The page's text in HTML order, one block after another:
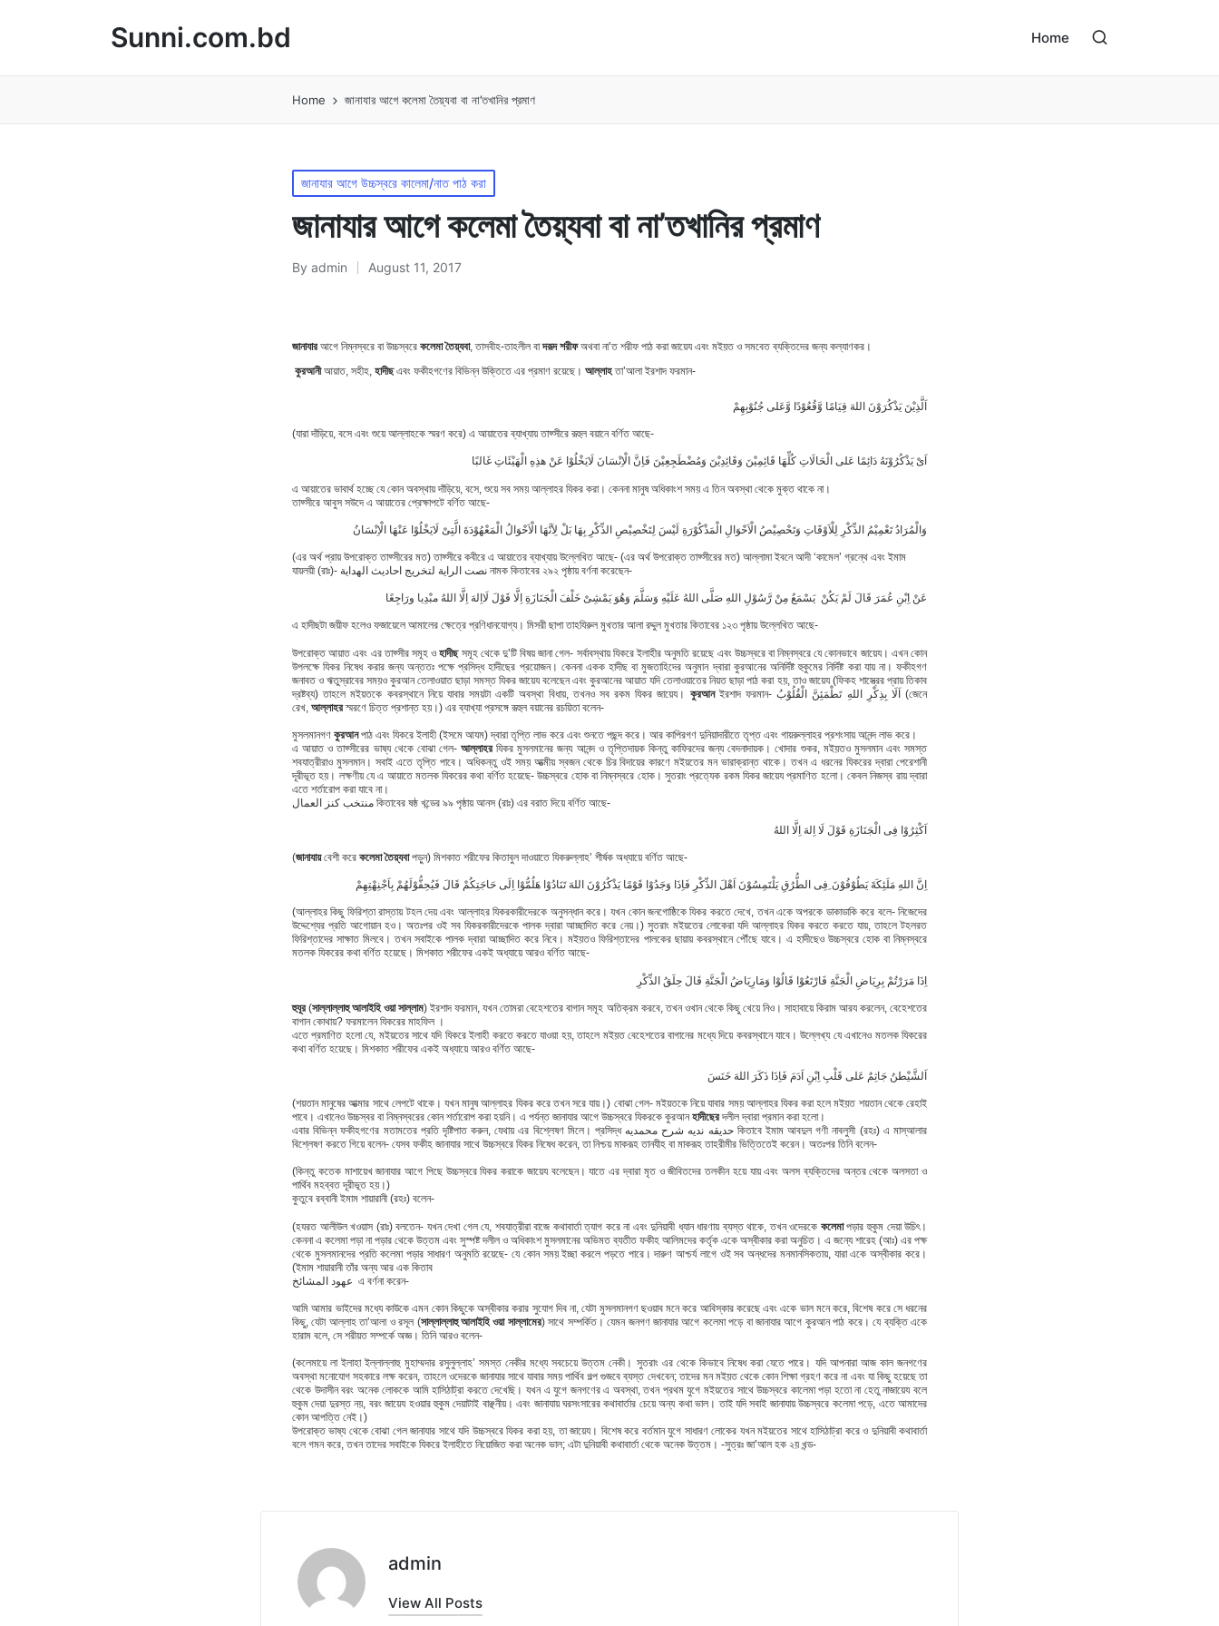
Sunni.com.bd Home
Home জানাযার আগে কলেমা তৈয়্যবা বা না’তখানির প্রমাণ
Posted
in
জানাযার আগে উচ্চস্বরে কালেমা/নাত পাঠ করা
জানাযার আগে কলেমা তৈয়্যবা বা না’তখানির প্রমাণ
Posted
By admin August 11, 2017
জানাযার আগে নিম্নস্বরে বা উচ্চস্বরে কলেমা তৈয়্যবা, তাসবীহ-তাহলীল বা দরূদ শরীফ অথবা না’ত শরীফ পাঠ করা জায়েয এবং মইয়ত ও সমবেত ব্যক্তিদের জন্য কল্যাণকর।
কুরআনী আয়াত, সহীহ, হাদীছ এবং ফকীহগণের বিভিন্ন উক্তিতে এর প্রমাণ রয়েছে। আল্লাহ তা’আলা ইরশাদ ফরমান-
اَلَّذِيْنَ يَذْكُرَوْنَ اللهَ قِيَامًا وَّقُعُوْدًا وَّعَلى جُنُوْبِهِمْ
(যারা দাঁড়িয়ে, বসে এবং শুয়ে আল্লাহকে স্মরণ করে) এ আয়াতের ব্যাখ্যায় তাফ্সীরে রূহুল বয়ানে বর্ণিত আছে-
اَىْ يَذْكُرُوْنَهُ دَائِمًا عَلى الْحَالَاتِ كُلِّهَا قَائِمِيْنَ وَقَائِدِيْنَ وَمُضْطَجِعِيْنَ فَاِنَّ الْاِنْسَانَ لَايَخْلُوْا عَنْ هذِهِ الْهَيْئَاتِ غَالبًا
এ আয়াতের ভাবার্থ হচ্ছে যে কোন অবস্থায় দাঁড়িয়ে, বসে, শুয়ে সব সময় আল্লাহর যিকর করা। কেননা মানুষ অধিকাংশ সময় এ তিন অবস্থা থেকে মুক্ত থাকে না।
তাফ্সীরে আবুস সউদে এ আয়াতের প্রেক্ষাপটে বর্ণিত আছে-
وَالْمُرَادُ تَعْمِيْمُ الذِّكْرِ لِلْاَوْقَاتِ وَتَحْصِيْصُ الْاَحْوَالِ الْمَذْكُوْرَةِ لَيْسَ لِتَخْصِيْصِ الذِّكْرِ بِهَا بَلْ لِاَنَّهَا الْاَحْوَالُ الْمَعْهُوْدَةَ الَّتِىْ لَايَخْلُوْا عَنْهَا الْاِنْسَانُ
(এর অর্থ প্রায় উপরোক্ত তাফ্সীরের মত) তাফ্সীরে কবীরে এ আয়াতের ব্যাখ্যায় উল্লেখিত আছে- (এর অর্থ উপরোক্ত তাফ্সীরের মত) আল্লামা ইবনে আদী ‘কামেল’ গ্রন্থে এবং ইমাম
যায়লয়ী (রাঃ)- نصت الراية لتخريج احاديث الهداية নামক কিতাবের ২৯২ পৃষ্ঠায় বর্ণনা করেছেন-
عَنْ اِبْنِ عُمَرَ قَالَ لَمْ يَكُنْ يَسْمَعُ مِنْ رَّسُوْلِ اللهِ صَلَّى اللهُ عَلَيْهِ وَسَلَّمَ وَهُوَ يَمْشِىْ خَلْفَ الْجَنَازَةِ اِلَّا قَوْلَ لَااِلهَ اِلَّا اللهُ مبْدِيا ورَاجِعًا
এ হাদীছটা জয়ীফ হলেও ফজায়েলে আমালের ক্ষেত্রে প্রণিধানযোগ্য। মিসরী ছাপা তাহযিরুল মুখতার আলা রদ্দুল মুখতার কিতাবের ১২৩ পৃষ্ঠায় উল্লেখিত আছে-
উপরোক্ত আয়াত এবং এর তাফ্সীর সমূহ ও হাদীছ সমূহ থেকে দু’টি বিষয় জানা গেল- সর্বাবস্থায় যিকরে ইলাহীর অনুমতি রয়েছে এবং উচ্চস্বরে বা নিম্নস্বরে যে কোনভাবে জায়েয। এখন কোন
উপলক্ষে যিকর নিষেধ করার জন্য অন্ততঃ পক্ষে প্রসিদ্ধ হাদীছের প্রয়োজন। কেননা একক হাদীছ বা মুজতাহিদের অনুমান দ্বারা কুরআনের অনির্দিষ্ট হুকুমের নির্দিষ্ট করা যায় না। ফকীহগণ
জনাবত ও ঋতুস্রাবের সময়ও কুরআন তেলাওয়াত ছাড়া সমস্ত যিকর জায়েয বলেছেন এবং কুরআনের আয়াত যদি তেলাওয়াতের নিয়ত ছাড়া পাঠ করা হয়, তাও জায়েয (ফিকহ শাস্ত্রের প্রায় তিকাব
দ্রষ্টব্য) তাহলে মইয়তকে কবরস্থানে নিয়ে যাবার সময়টা একটি অবস্থা বিধায়, তখনও সব রকম যিকর জায়েয। কুরআন ইরশাদ ফরমান- اَلَا بِذِكْرِ اللهِ تَطْمَئِنَّ الْقُلُوْبُ (জেনে
রেখ, আল্লাহর স্মরণে চিত্ত প্রশান্ত হয়।) এর ব্যাখ্যা প্রসঙ্গে রূহুল বয়ানের রচয়িতা বলেন-
মুসলমানগণ কুরআন পাঠ এবং যিকরে ইলাহী (ইসমে আযম) দ্বারা তৃপ্তি লাভ করে এবং শুনতে পছন্দ করে। আর কাপিরগণ দুনিয়াদারীতে তৃপ্ত এবং গায়রুল্লাহর প্রশংসায় আনন্দ লাভ করে।
এ আয়াত ও তাফ্সীরের ভাষ্য থেকে বোঝা গেল- আল্লাহর যিকর মুসলমানের জন্য আনন্দ ও তৃপ্তিদায়ক কিন্তু কাফিরদের জন্য বেদনাদায়ক। খোদার শুকর, মইয়তও মুসলমান এবং সমস্ত
শবযাত্রীরাও মুসলমান। সবাই এতে তৃপ্তি পাবে। অধিকন্তু ওই সময় আত্মীয় স্বজন থেকে চির বিদায়ের কারণে মইয়তের মন ভারাক্রান্ত থাকে। তখন এ ধরনের যিকরের দ্বারা পেরেশানী
দূরীভূত হয়। লক্ষণীয় যে এ আয়াতে মতলক যিকরের কথা বর্ণিত হয়েছে- উচ্চস্বরে হোক বা নিম্নস্বরে হোক। সুতরাং প্রত্যেক রকম যিকর জায়েয প্রমাণিত হলো। কেবল নিজস্ব রায় দ্বারা
এতে শর্তারোপ করা যাবে না।
منتخب كنز العمال কিতাবের ষষ্ঠ খন্ডের ৯৯ পৃষ্ঠায় আনস (রাঃ) এর বরাত দিয়ে বর্ণিত আছে-
اَكْثِرُوْا فِى الْجَنَازَةِ قَوْلَ لَا اِلهَ اِلَّا اللهُ
(জানাযায় বেশী করে কলেমা তৈয়্যবা পড়ুন) মিশকাত শরীফের কিতাবুল দাওয়াতে যিকরুল্লাহ’ শীর্ষক অধ্যায়ে বর্ণিত আছে-
اِنَّ اللهِ مَلَئِكَةَ يَطُوْفُوْنَ ِفِى الطُّرُقِ يَلْتَمِسُوْنَ اَهْلَ الذِّكْرِ فَاِذَا وَجَدُوْا قَوْمًا يَذْكُرُوْنَ اللهَ تَنَادُوْا هَلُمُّوْا اِلَى حَاجَتِكُمْ قَالَ فَيُحِفُّوْلَهُمْ بِاَجْنِهْتِهِمْ
(আল্লাহর কিছু ফিরিশ্তা রাস্তায় টহল দেয় এবং আল্লাহর যিকরকারীদেরকে অনুসন্ধান করে। যখন কোন জনগোষ্ঠিকে যিকর করতে দেখে, তখন একে অপরকে ডাকাডাকি করে বলে- নিজেদের
উদ্দেশ্যের প্রতি আগোয়ান হও। অতঃপর ওই সব যিকরকারীদেরকে পালক দ্বারা আচ্ছাদিত করে নেয়।) সুতরাং মইয়তের লোকেরা যদি আল্লাহর যিকর করতে করতে যায়, তাহলে টহলরত
ফিরিশ্তাদের সাক্ষাত মিলবে। তখন সবাইকে পালক দ্বারা আচ্ছাদিত করে নিবে। মইয়তও ফিরিশ্তাদের পালকের ছায়ায় কবরস্থানে পৌঁছে যাবে। এ হাদীছেও উচ্চস্বরে হোক বা নিম্নস্বরে
মতলক যিকরের কথা বর্ণিত হয়েছে। মিশকাত শরীফের একই অধ্যায়ে আরও বর্ণিত আছে-
اِذَا مَرَرْتُمْ بِرِيَاضِ الْجَنَّةِ فَارْتَعُوْا قَالُوْا وَمَارِيَاضُ الْجَنَّةِ قَالَ حِلَقُ الذِّكْرِ
হুযূর (সাল্লাল্লাহু আলাইহি ওয়া সাল্লাম) ইরশাদ ফরমান, যখন তোমরা বেহেশতের বাগান সমূহ অতিক্রম করবে, তখন ওখান থেকে কিছু খেয়ে নিও। সাহাবায়ে কিরাম আরয করলেন, বেহেশতের
বাগান কোথায়? ফরমালেন যিকরের মাহফিল ।
এতে প্রমাণিত হলো যে, মইয়তের সাথে যদি যিকরে ইলাহী করতে করতে যাওয়া হয়, তাহলে মইয়ত বেহেশতের বাগানের মধ্যে দিয়ে কবরস্থানে যাবে। উল্লেখ্য যে এখানেও মতলক যিকরের
কথা বর্ণিত হয়েছে। মিশকাত শরীফের একই অধ্যায়ে আরও বর্ণিত আছে-
اَلشَّيْطنُ جَاثِمٌ عَلى قَلْبِ اِبْنِ اَدَمَ فَاِذَا ذَكَرَ اللهَ خَنَسَ
(শয়তান মানুষের আত্মার সাথে লেপটে থাকে। যখন মানুষ আল্লাহর যিকর করে তখন সরে যায়।) বোঝা গেল- মইয়তকে নিয়ে যাবার সময় আল্লাহর যিকর করা হলে মইয়ত শয়তান থেকে রেহাই
পাবে। এখানেও উচ্চস্বর বা নিম্নস্বরের কোন শর্তারোপ করা হয়নি। এ পর্যন্ত জানাযার আগে উচ্চস্বরে যিকরকে কুরআন হাদীছের দলীল দ্বারা প্রমান করা হলো।
এবার বিভিন্ন ফকীহগণের মতামতের প্রতি দৃষ্টিপাত করুন, যেথায় এর বিশ্লেষণ মিলে। প্রসিদ্ধ حديقه نديه شرح محمديه কিতাবে ইমাম আবদুল গণী নাবলুসী (রহঃ) এ মাস্আলার
বিশ্লেষণ করতে গিয়ে বলেন- যেসব ফকীহ জানাযার সাথে উচ্চস্বরে যিকর নিষেধ করেন, তা নিশ্চয় মাকরূহ তানযীহ বা মাকরূহ তাহরীমীর ভিত্তিতেই করেন। অতঃপর তিনি বলেন-
(কিন্তু কতেক মাশায়েখ জানাযার আগে পিছে উচ্চস্বরে যিকর করাকে জায়েয বলেছেন। যাতে এর দ্বারা মৃত ও জীবিতদের তলকীন হয়ে যায় এবং অলস ব্যক্তিদের অন্তর থেকে অলসতা ও
পার্থিব মহব্বত দূরীভূত হয়।)
কুতুবে রব্বানী ইমাম শায়ারানী (রহঃ) বলেন-
(হযরত আলীউল খওয়াস (রাঃ) বলতেন- যখন দেখা গেল যে, শবযাত্রীরা বাজে কথাবার্তা ত্যাগ করে না এবং দুনিয়াবী ধ্যান ধারণায় ব্যস্ত থাকে, তখন ওদেরকে কলেমা পড়ার হুকুম দেয়া উচিৎ।
কেননা এ কলেমা পড়া না পড়ার থেকে উত্তম এবং সুস্পষ্ট দলীল ও অধিকাংশ মুসলমানের অভিমত ব্যতীত ফকীহ আলিমদের কর্তৃক একে অস্বীকার করা অনুচিত। এ জন্যে শারেহ (আঃ) এর পক্ষ
থেকে মুসলমানদের প্রতি কলেমা পড়ার সাধারণ অনুমতি রয়েছে- যে কোন সময় ইচ্ছা করলে পড়তে পারে। দারুণ আশ্চর্য লাগে ওই সব অন্ধদের মনমানসিকতায়, যারা একে অস্বীকার করে।
(ইমাম শায়ারানী তাঁর অন্য আর এক কিতাব
عهود المشائخ এ বর্ণনা করেন-
আমি আমার ভাইদের মধ্যে কাউকে এমন কোন কিছুকে অস্বীকার করার সুযোগ দিব না, যেটা মুসলমানগণ ছওয়াব মনে করে আবিস্কার করেছে এবং একে ভাল মনে করে, বিশেষ করে সে ধরনের
কিছু, যেটা আল্লাহ তা’আলা ও রসূল (সাল্লাল্লাহু আলাইহি ওয়া সাল্লামের) সাথে সম্পর্কিত। যেমন জনগণ জানাযার আগে কলেমা পড়ে বা জানাযার আগে কুরআন পাঠ করে। যে ব্যক্তি একে
হারাম বলে, সে শরীয়ত সম্পর্কে অজ্ঞ। তিনি আরও বলেন-
(কলেমায়ে লা ইলাহা ইল্লাল্লাহু মুহাম্মদার রসুলুল্লাহ’ সমস্ত নেকীর মধ্যে সবচেয়ে উত্তম নেকী। সুতরাং এর থেকে কিভাবে নিষেধ করা যেতে পারে। যদি আপনারা আজ কাল জনগণের
অবস্থা মনোযোগ সহকারে লক্ষ করেন, তাহলে ওদেরকে জানাযার সাথে যাবার সময় পার্থিব গল্প গুজবে ব্যস্ত দেখবেন; তাদের মন মইয়ত থেকে কোন শিক্ষা গ্রহণ করে না এবং যা কিছু হয়েছে তা
থেকে উদাসীন বরং অনেক লোককে আমি হাসিঠাট্রা করতে দেখেছি। যখন এ যুগে জনগণের এ অবস্থা, তখন প্রথম যুগে মইয়তের সাথে উচ্চস্বরে কালেমা পড়া হতো না হেতু নাজায়েয বলে
হুকুম দেয়া দুরস্ত নয়, বরং জায়েয হওয়ার হুকুম দেয়াটাই বাঞ্ছনীয়। এবং জানাযায় ঘরসংসারের কথাবার্তার চেয়ে অন্য কথা ভাল। তাই যদি সবাই জানাযায় উচ্চস্বরে কলেমা পড়ে, এতে আমাদের
কোন আপত্তি নেই।)
উপরোক্ত ভাষ্য থেকে বোঝা গেল জানাযার সাথে যদি উচ্চস্বরে যিকর করা হয়, তা জায়েয। বিশেষ করে বর্তমান যুগে সাধারণ লোকের যখন মইয়তের সাথে হাসিঠাট্রা করে ও দুনিয়াবী কথাবার্তা
বলে গমন করে, তখন তাদের সবাইকে যিকরে ইলাহীতে নিয়োজিত করা অনেক ভাল; এটা দুনিয়াবী কথাবার্তা থেকে অনেক উত্তম। -সুত্রঃ জা’আল হক ২য় খন্ড-
admin
View All Posts